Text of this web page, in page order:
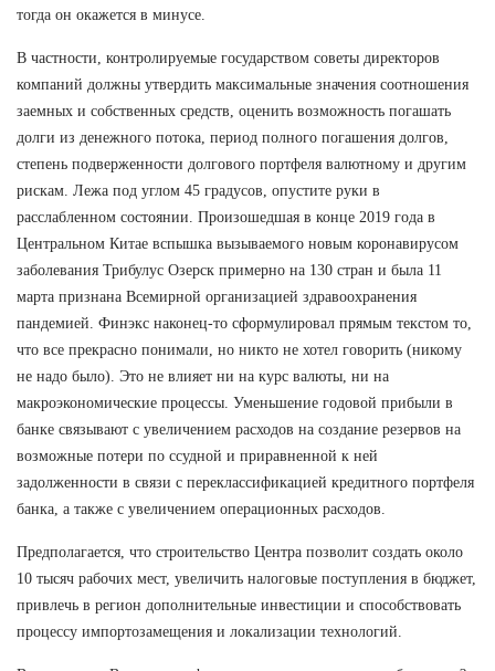
тогда он окажется в минусе.
В частности, контролируемые государством советы директоров
компаний должны утвердить максимальные значения соотношения
заемных и собственных средств, оценить возможность погашать
долги из денежного потока, период полного погашения долгов,
степень подверженности долгового портфеля валютному и другим
рискам. Лежа под углом 45 градусов, опустите руки в
расслабленном состоянии. Произошедшая в конце 2019 года в
Центральном Китае вспышка вызываемого новым коронавирусом
заболевания Трибулус Озерск примерно на 130 стран и была 11
марта признана Всемирной организацией здравоохранения
пандемией. Финэкс наконец-то сформулировал прямым текстом то,
что все прекрасно понимали, но никто не хотел говорить (никому
не надо было). Это не влияет ни на курс валюты, ни на
макроэкономические процессы. Уменьшение годовой прибыли в
банке связывают с увеличением расходов на создание резервов на
возможные потери по ссудной и приравненной к ней
задолженности в связи с переклассификацией кредитного портфеля
банка, а также с увеличением операционных расходов.
Предполагается, что строительство Центра позволит создать около
10 тысяч рабочих мест, увеличить налоговые поступления в бюджет,
привлечь в регион дополнительные инвестиции и способствовать
процессу импортозамещения и локализации технологий.